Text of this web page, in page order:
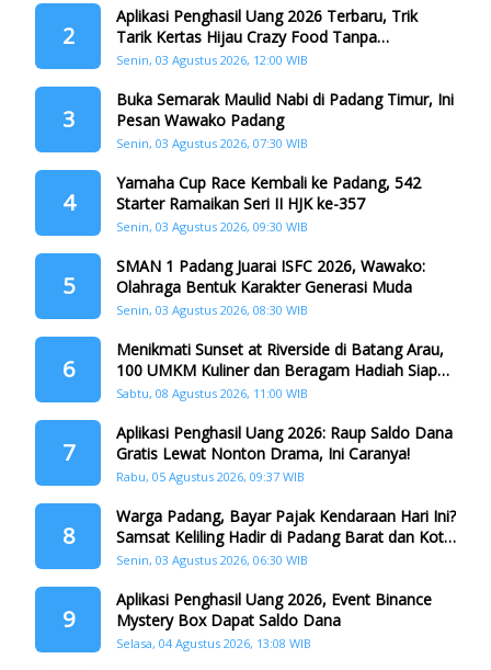
2
Aplikasi Penghasil Uang 2026 Terbaru, Trik
Tarik Kertas Hijau Crazy Food Tanpa
Penggandaan
Senin, 03 Agustus 2026, 12:00 WIB
3
Buka Semarak Maulid Nabi di Padang Timur, Ini
Pesan Wawako Padang
Senin, 03 Agustus 2026, 07:30 WIB
4
Yamaha Cup Race Kembali ke Padang, 542
Starter Ramaikan Seri II HJK ke-357
Senin, 03 Agustus 2026, 09:30 WIB
5
SMAN 1 Padang Juarai ISFC 2026, Wawako:
Olahraga Bentuk Karakter Generasi Muda
Senin, 03 Agustus 2026, 08:30 WIB
6
Menikmati Sunset at Riverside di Batang Arau,
100 UMKM Kuliner dan Beragam Hadiah Siap
Memanjakan Warga di Momen HJK Padang
Sabtu, 08 Agustus 2026, 11:00 WIB
7
Aplikasi Penghasil Uang 2026: Raup Saldo Dana
Gratis Lewat Nonton Drama, Ini Caranya!
Rabu, 05 Agustus 2026, 09:37 WIB
8
Warga Padang, Bayar Pajak Kendaraan Hari Ini?
Samsat Keliling Hadir di Padang Barat dan Koto
Tangah
Senin, 03 Agustus 2026, 06:30 WIB
9
Aplikasi Penghasil Uang 2026, Event Binance
Mystery Box Dapat Saldo Dana
Selasa, 04 Agustus 2026, 13:08 WIB